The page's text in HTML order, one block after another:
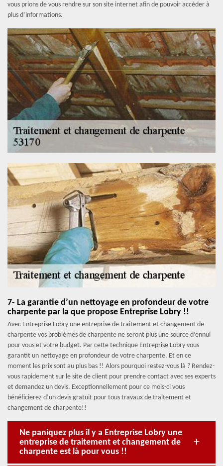
vous prions de vous rendre sur son site internet afin de pouvoir accéder à
plus d’informations.
7- La garantie d’un nettoyage en profondeur de votre
charpente par la que propose Entreprise Lobry !!
Avec Entreprise Lobry une entreprise de traitement et changement de
charpente vos problèmes de charpente ne seront plus une source d’ennui
pour vous et votre budget. Par cette technique Entreprise Lobry vous
garantit un nettoyage en profondeur de votre charpente. Et en ce
moment les prix sont au plus bas !! Alors pourquoi restez-vous là ? Rendez-
vous rapidement sur le site de client pour prendre contact avec ses experts
et demandez un devis. Exceptionnellement pour ce mois-ci vous
bénéficierez d’un devis gratuit pour tous travaux de traitement et
changement de charpente!!
Ne paniquez plus il y a Entreprise Lobry une
entreprise de traitement et changement de
charpente est là pour vous !!